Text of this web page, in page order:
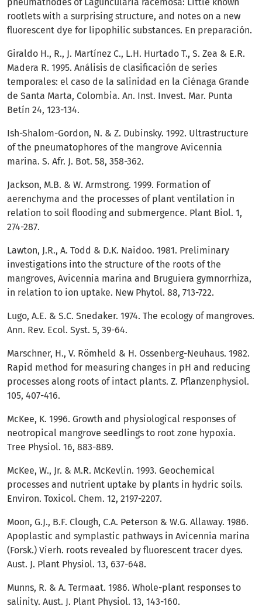
rootlets with a surprising structure, and notes on a new
fluorescent dye for lipophilic substances. En preparación.
Giraldo H., R., J. Martínez C., L.H. Hurtado T., S. Zea & E.R.
Madera R. 1995. Análisis de clasificación de series
temporales: el caso de la salinidad en la Ciénaga Grande
de Santa Marta, Colombia. An. Inst. Invest. Mar. Punta
Betín 24, 123-134.
Ish-Shalom-Gordon, N. & Z. Dubinsky. 1992. Ultrastructure
of the pneumatophores of the mangrove Avicennia
marina. S. Afr. J. Bot. 58, 358-362.
Jackson, M.B. & W. Armstrong. 1999. Formation of
aerenchyma and the processes of plant ventilation in
relation to soil flooding and submergence. Plant Biol. 1,
274-287.
Lawton, J.R., A. Todd & D.K. Naidoo. 1981. Preliminary
investigations into the structure of the roots of the
mangroves, Avicennia marina and Bruguiera gymnorrhiza,
in relation to ion uptake. New Phytol. 88, 713-722.
Lugo, A.E. & S.C. Snedaker. 1974. The ecology of mangroves.
Ann. Rev. Ecol. Syst. 5, 39-64.
Marschner, H., V. Römheld & H. Ossenberg-Neuhaus. 1982.
Rapid method for measuring changes in pH and reducing
processes along roots of intact plants. Z. Pflanzenphysiol.
105, 407-416.
McKee, K. 1996. Growth and physiological responses of
neotropical mangrove seedlings to root zone hypoxia.
Tree Physiol. 16, 883-889.
McKee, W., Jr. & M.R. McKevlin. 1993. Geochemical
processes and nutrient uptake by plants in hydric soils.
Environ. Toxicol. Chem. 12, 2197-2207.
Moon, G.J., B.F. Clough, C.A. Peterson & W.G. Allaway. 1986.
Apoplastic and symplastic pathways in Avicennia marina
(Forsk.) Vierh. roots revealed by fluorescent tracer dyes.
Aust. J. Plant Physiol. 13, 637-648.
Munns, R. & A. Termaat. 1986. Whole-plant responses to
salinity. Aust. J. Plant Physiol. 13, 143-160.